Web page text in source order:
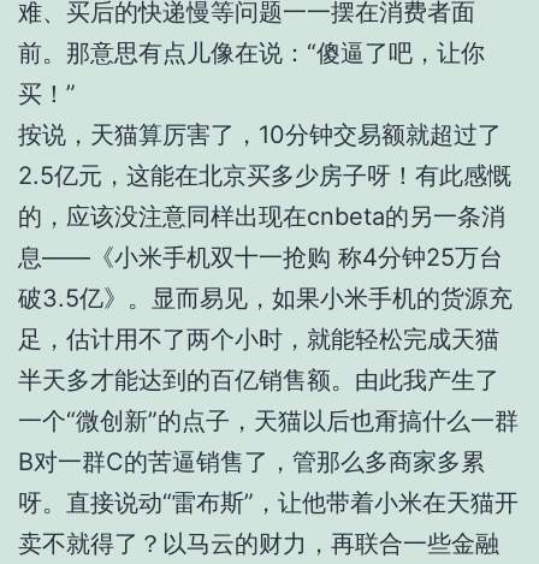
难、买后的快递慢等问题一一摆在消费者面
前。那意思有点儿像在说：“傻逼了吧，让你
买！”
按说，天猫算厉害了，10分钟交易额就超过了
2.5亿元，这能在北京买多少房子呀！有此感慨
的，应该没注意同样出现在cnbeta的另一条消
息——《小米手机双十一抢购 称4分钟25万台
破3.5亿》。显而易见，如果小米手机的货源充
足，估计用不了两个小时，就能轻松完成天猫
半天多才能达到的百亿销售额。由此我产生了
一个“微创新”的点子，天猫以后也甭搞什么一群
B对一群C的苦逼销售了，管那么多商家多累
呀。直接说动“雷布斯”，让他带着小米在天猫开
卖不就得了？以马云的财力，再联合一些金融